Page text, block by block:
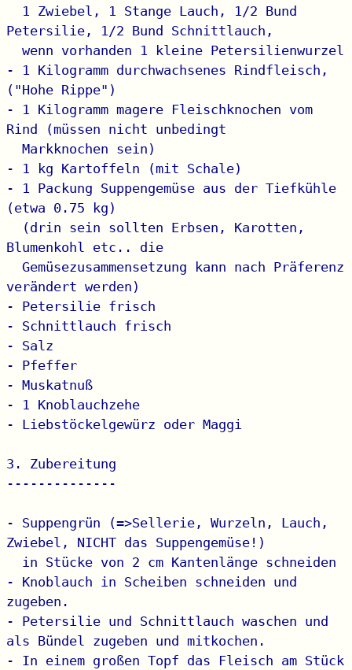
Petersilie, 1/2 Bund Schnittlauch,
- 1 Kilogramm durchwachsenes Rindfleisch,
("Hohe Rippe")
- 1 Kilogramm magere Fleischknochen vom
Rind (müssen nicht unbedingt
- 1 kg Kartoffeln (mit Schale)
- 1 Packung Suppengemüse aus der Tiefkühle
(etwa 0.75 kg)
Blumenkohl etc.. die
verändert werden)
- Petersilie frisch
- Schnittlauch frisch
- Salz
- Pfeffer
- Muskatnuß
- 1 Knoblauchzehe
- Liebstöckelgewürz oder Maggi
3. Zubereitung
--------------
- Suppengrün (=>Sellerie, Wurzeln, Lauch,
Zwiebel, NICHT das Suppengemüse!)
- Knoblauch in Scheiben schneiden und
zugeben.
- Petersilie und Schnittlauch waschen und
als Bündel zugeben und mitkochen.
- In einem großen Topf das Fleisch am Stück